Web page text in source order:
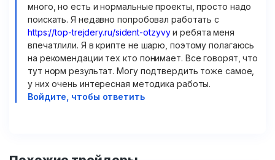
много, но есть и нормальные проекты, просто надо
поискать. Я недавно попробовал работать с
https://top-trejdery.ru/sident-otzyvyи ребята меня
впечатлили. Я в крипте не шарю, поэтому полагаюсь
на рекомендации тех кто понимает. Все говорят, что
тут норм результат. Могу подтвердить тоже самое,
у них очень интересная методика работы.
Войдите, чтобы ответить